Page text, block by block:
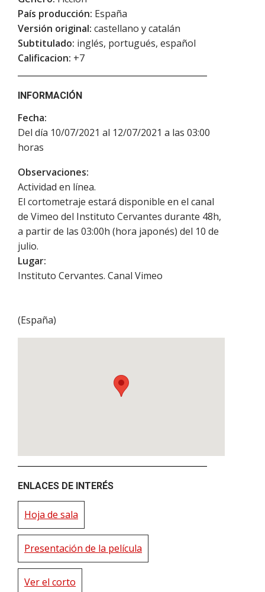
País producción: España
Versión original: castellano y catalán
Subtitulado: inglés, portugués, español
Calificacion: +7
INFORMACIÓN
Fecha:
Del día 10/07/2021 al 12/07/2021 a las 03:00
horas
Observaciones:
Actividad en línea.
El cortometraje estará disponible en el canal
de Vimeo del Instituto Cervantes durante 48h,
a partir de las 03:00h (hora japonés) del 10 de
julio.
Lugar:
Instituto Cervantes. Canal Vimeo
(España)
ENLACES DE INTERÉS
Hoja de sala
Presentación de la película
Ver el corto